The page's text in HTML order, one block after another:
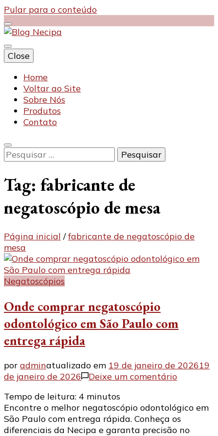
Pular para o conteúdo
Blog Necipa
Close
Home
Voltar ao Site
Sobre Nós
Produtos
Contato
Pesquisar
por:
Tag: fabricante de
negatoscópio de mesa
Página inicial / fabricante de negatoscópio de
mesa
Negatoscópios
Onde comprar negatoscópio
odontológico em São Paulo com
entrega rápida
por adminatualizado em 19 de janeiro de 202619
de janeiro de 2026
Deixe um comentárioem
em
Tempo de leitura: 4 minutos
Encontre o melhor negatoscópio odontológico em
São Paulo com entrega rápida. Conheça os
diferenciais da Necipa e garanta precisão no